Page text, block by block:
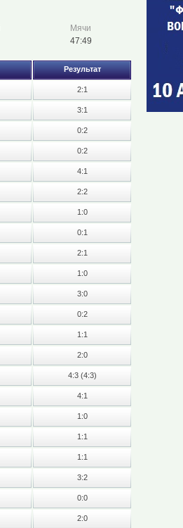
Мячи
47:49
Результат
2:1
3:1
0:2
0:2
4:1
2:2
1:0
0:1
2:1
1:0
3:0
0:2
1:1
2:0
4:3 (4:3)
4:1
1:0
1:1
1:1
3:2
0:0
2:0